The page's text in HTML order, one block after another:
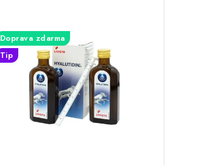
Doprava zdarma
Tip